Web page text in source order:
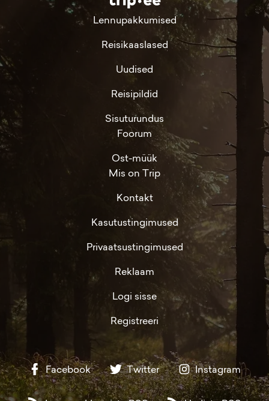
Lennupakkumised
Reisikaaslased
Uudised
Reisipildid
Sisuturundus
Foorum
Ost-müük
Mis on Trip
Kontakt
Kasutustingimused
Privaatsustingimused
Reklaam
Logi sisse
Registreeri
Facebook Twitter Instagram